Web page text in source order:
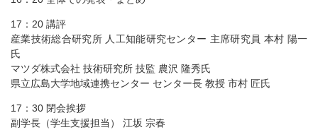
17：20 講評
産業技術総合研究所 人工知能研究センター 主席研究員 本村 陽一
氏
マツダ株式会社 技術研究所 技監 農沢 隆秀氏
県立広島大学地域連携センター センター長 教授 市村 匠氏
17：30 閉会挨拶
副学長（学生支援担当） 江坂 宗春